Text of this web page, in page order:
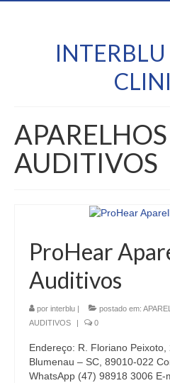
APARELHOS
AUDITIVOS
ProHear
Auditivos
por interblu postado em:
AUDITIVOS
0
Endereço: R. Floriano
Blumenau – SC, 89010-022
WhatsApp (47) 98918 3006 E-